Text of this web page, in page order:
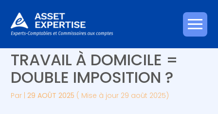
Aller
au
Créer et reprendre une activité
Gérer votre quotidien
Piloter votre entreprise
Développer votre entreprise
Piloter votre gestion
Suivre votre comptabilité
Gérer vos ressources humaines
MICRO-ENTREPRENEURS :
TRAVAIL À DOMICILE =
DOUBLE IMPOSITION ?
Par |29 AOÛT 2025 ( Mise à jour 29 août 2025)